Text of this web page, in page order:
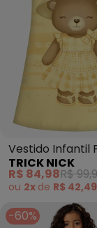
Vestido Infantil
com Estampa
TRICK NICK
R$ 84,98R$
ou 2x de R$ 42,49
-60%